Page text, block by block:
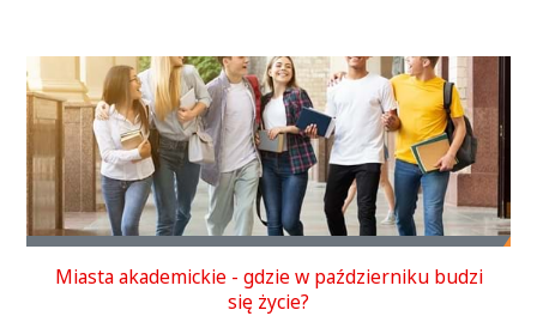
Miasta akademickie - gdzie w październiku budzi
się życie?